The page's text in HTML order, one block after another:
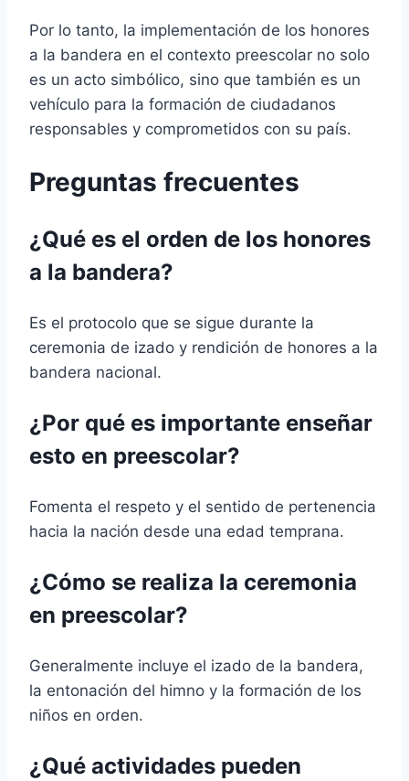
Por lo tanto, la implementación de los honores
a la bandera en el contexto preescolar no solo
es un acto simbólico, sino que también es un
vehículo para la formación de ciudadanos
responsables y comprometidos con su país.
Preguntas frecuentes
¿Qué es el orden de los honores
a la bandera?
Es el protocolo que se sigue durante la
ceremonia de izado y rendición de honores a la
bandera nacional.
¿Por qué es importante enseñar
esto en preescolar?
Fomenta el respeto y el sentido de pertenencia
hacia la nación desde una edad temprana.
¿Cómo se realiza la ceremonia
en preescolar?
Generalmente incluye el izado de la bandera,
la entonación del himno y la formación de los
niños en orden.
¿Qué actividades pueden